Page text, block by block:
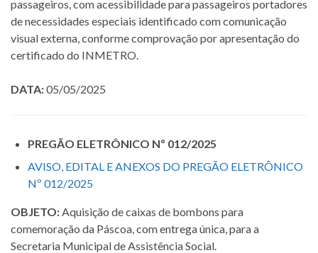
passageiros, com acessibilidade para passageiros portadores
de necessidades especiais identificado com comunicação
visual externa, conforme comprovação por apresentação do
certificado do INMETRO.
DATA:05/05/2025
PREGÃO ELETRÔNICO Nº 012/2025
AVISO, EDITAL E ANEXOS DO PREGÃO ELETRÔNICO
Nº 012/2025
OBJETO: Aquisição de caixas de bombons para
comemoração da Páscoa, com entrega única, para a
Secretaria Municipal de Assistência Social.